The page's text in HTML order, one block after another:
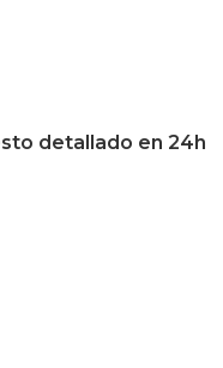
detallado en 24h